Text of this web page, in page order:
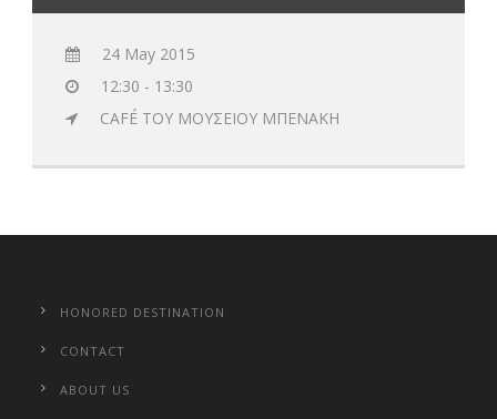
24 May 2015
12:30 - 13:30
CAFÉ ΤΟΥ ΜΟΥΣΕΙΟΥ ΜΠΕΝΑΚΗ
HONORED DESTINATION
CONTACT
ABOUT US